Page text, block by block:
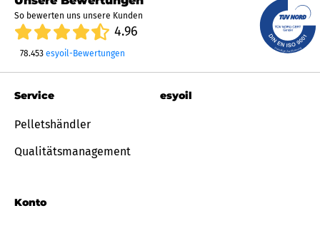
So bewerten uns unsere Kunden
4.96
78.453 esyoil-Bewertungen
Service
Pelletshändler
Qualitätsmanagement
Konto
esyoil